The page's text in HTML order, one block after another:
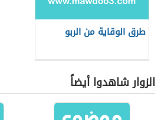
طرق الوقاية من الربو
الزوار شاهدوا أيضاً